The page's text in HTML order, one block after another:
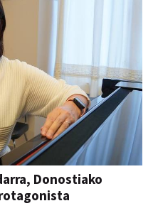
Donostiako